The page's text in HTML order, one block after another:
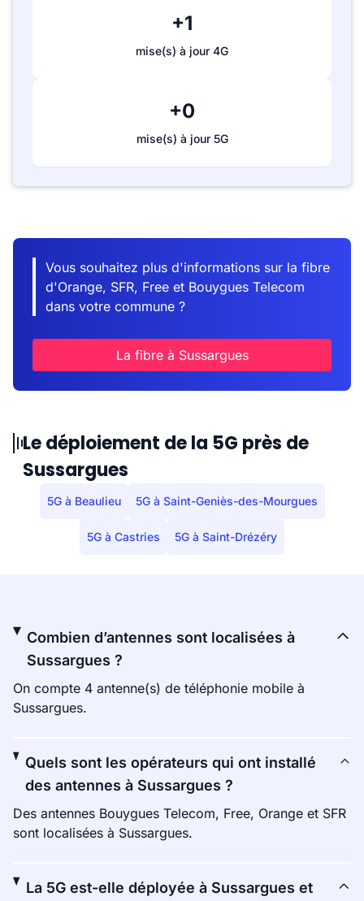
+1
mise(s) à jour 4G
+0
mise(s) à jour 5G
Vous souhaitez plus d'informations sur la fibre
d'Orange, SFR, Free et Bouygues Telecom
dans votre commune ?
La fibre à Sussargues
Le déploiement de la 5G près de
Sussargues
5G à Beaulieu 5G à Saint-Geniès-des-Mourgues
5G à Castries 5G à Saint-Drézéry
Combien d’antennes sont localisées à
Sussargues ?
On compte 4 antenne(s) de téléphonie mobile à
Sussargues.
Quels sont les opérateurs qui ont installé
des antennes à Sussargues ?
Des antennes Bouygues Telecom, Free, Orange et SFR
sont localisées à Sussargues.
La 5G est-elle déployée à Sussargues et